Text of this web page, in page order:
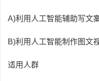
A)利用人工智能辅助写文
B)利用人工智能制作图文
适用人群